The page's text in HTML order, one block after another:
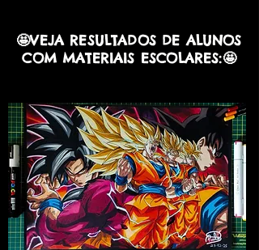
🤩VEJA RESULTADOS DE ALUNOS
COM MATERIAIS ESCOLARES:🤩